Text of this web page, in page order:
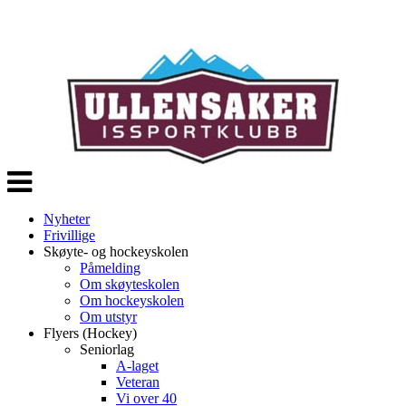
Veksle
navigasjon
Nyheter
Frivillige
Skøyte- og hockeyskolen
Påmelding
Om skøyteskolen
Om hockeyskolen
Om utstyr
Flyers (Hockey)
Seniorlag
A-laget
Veteran
Vi over 40